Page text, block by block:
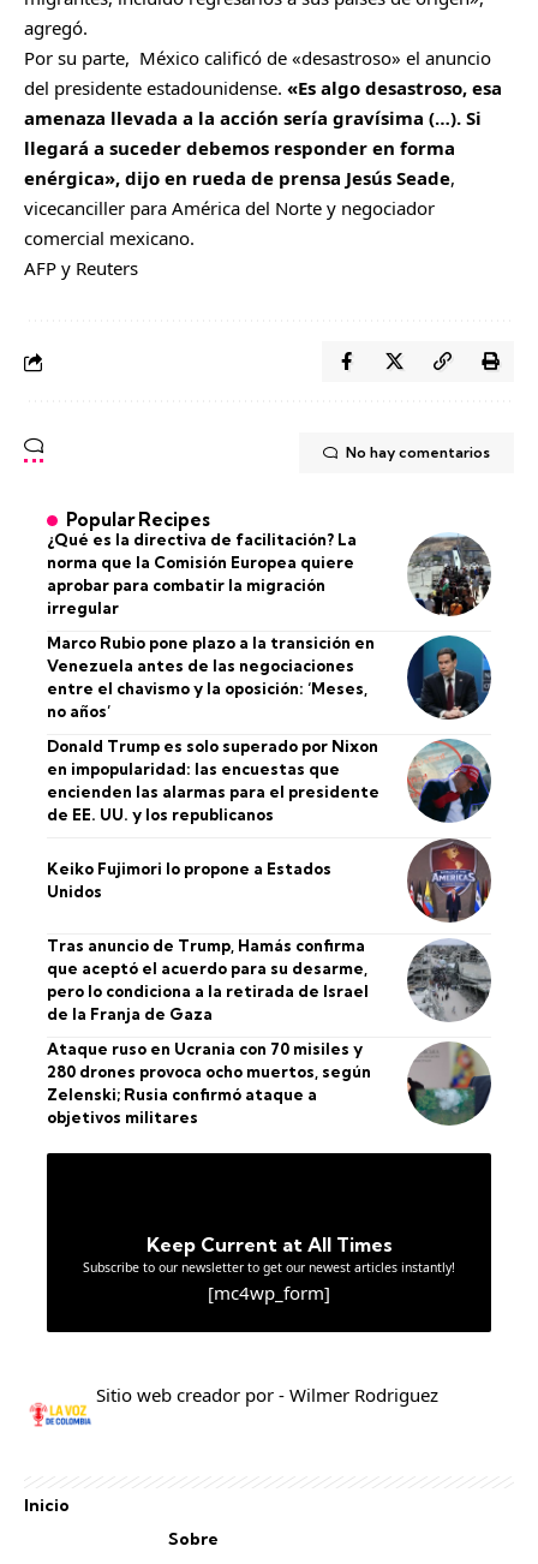
agregó.
Por su parte, México calificó de «desastroso» el anuncio
del presidente estadounidense. «Es algo desastroso, esa
amenaza llevada a la acción sería gravísima (…). Si
llegará a suceder debemos responder en forma
enérgica», dijo en rueda de prensa Jesús Seade,
vicecanciller para América del Norte y negociador
comercial mexicano.
AFP y Reuters
No hay comentarios
Popular Recipes
¿Qué es la directiva de facilitación? La
norma que la Comisión Europea quiere
aprobar para combatir la migración
irregular
Marco Rubio pone plazo a la transición en
Venezuela antes de las negociaciones
entre el chavismo y la oposición: ‘Meses,
no años’
Donald Trump es solo superado por Nixon
en impopularidad: las encuestas que
encienden las alarmas para el presidente
de EE. UU. y los republicanos
Keiko Fujimori lo propone a Estados
Unidos
Tras anuncio de Trump, Hamás confirma
que aceptó el acuerdo para su desarme,
pero lo condiciona a la retirada de Israel
de la Franja de Gaza
Ataque ruso en Ucrania con 70 misiles y
280 drones provoca ocho muertos, según
Zelenski; Rusia confirmó ataque a
objetivos militares
Keep Current at All Times
Subscribe to our newsletter to get our newest articles instantly!
[mc4wp_form]
Sitio web creador por - Wilmer Rodriguez
Inicio
Sobre